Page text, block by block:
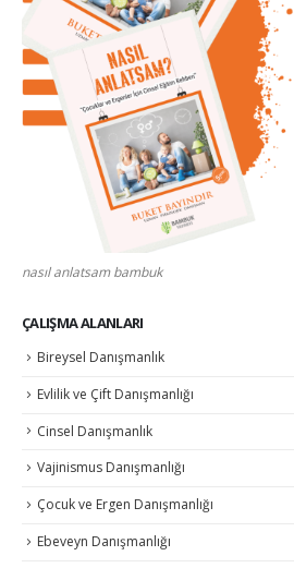
nasıl anlatsam bambuk
ÇALIŞMA ALANLARI
Bireysel Danışmanlık
Evlilik ve Çift Danışmanlığı
Cinsel Danışmanlık
Vajinismus Danışmanlığı
Çocuk ve Ergen Danışmanlığı
Ebeveyn Danışmanlığı